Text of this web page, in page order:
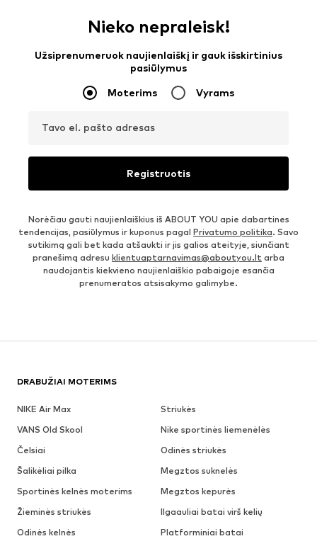
Nieko nepraleisk!
Užsiprenumeruok naujienlaiškį ir gauk išskirtinius
pasiūlymus
Moterims Vyrams
Tavo el. pašto adresas
Registruotis
Norėčiau gauti naujienlaiškius iš ABOUT YOU apie dabartines
tendencijas, pasiūlymus ir kuponus pagal Privatumo politika. Savo
sutikimą gali bet kada atšaukti ir jis galios ateityje, siunčiant
pranešimą adresu klientuaptarnavimas@aboutyou.lt arba
naudojantis kiekvieno naujienlaiškio pabaigoje esančia
prenumeratos atsisakymo galimybe.
DRABUŽIAI MOTERIMS
NIKE Air Max
Striukės
VANS Old Skool
Nike sportinės liemenėlės
Čelsiai
Odinės striukės
Šalikėliai pilka
Megztos suknelės
Sportinės kelnės moterims
Megztos kepurės
Žieminės striukės
Ilgaauliai batai virš kelių
Odinės kelnės
Platforminiai batai